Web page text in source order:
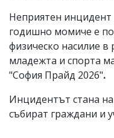
обиден
вас
коментар,
моля
сигнализирайте
ни!
Неприятен
годишно момиче е
физическо насилие
младежта и спорта
"София Прайд 2026".
Инцидентът стана
събират граждани и